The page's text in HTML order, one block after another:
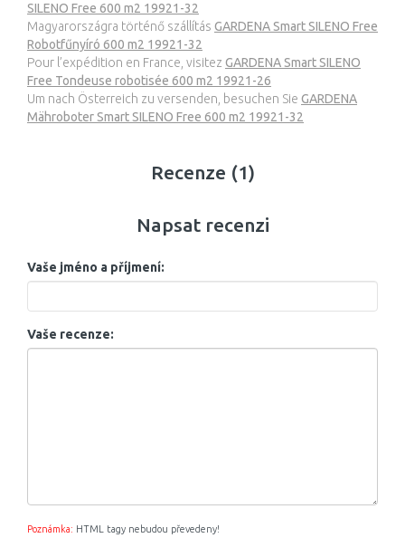
SILENO Free 600 m2 19921-32
Magyarországra történő szállítás GARDENA Smart SILENO Free
Robotfűnyíró 600 m2 19921-32
Pour l’expédition en France, visitez GARDENA Smart SILENO
Free Tondeuse robotisée 600 m2 19921-26
Um nach Österreich zu versenden, besuchen Sie GARDENA
Mähroboter Smart SILENO Free 600 m2 19921-32
Recenze (1)
Napsat recenzi
Vaše jméno a příjmení:
Vaše recenze:
Poznámka: HTML tagy nebudou převedeny!